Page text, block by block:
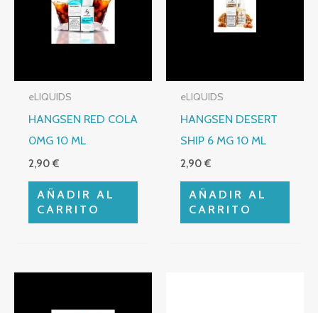
eLIQUIDS
HANGSEN RED COLA
0MG 10 ML
2,90€
AÑADIR AL
CARRITO
eLIQUIDS
HANGSEN DESERT
SHIP 6 MG 10 ML
2,90€
AÑADIR AL
CARRITO